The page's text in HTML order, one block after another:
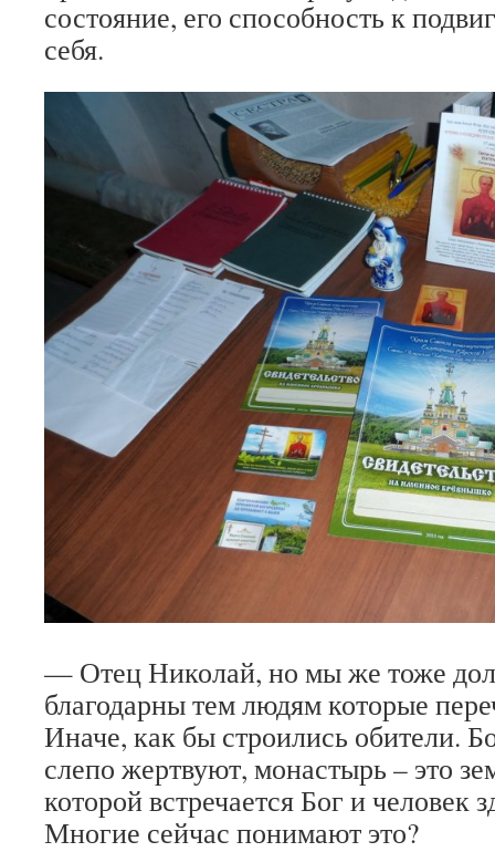
состояние, его способность к
себя.
— Отец Николай, но мы же тоже
благодарны тем людям которые
Иначе, как бы строились обители.
слепо жертвуют, монастырь – это
которой встречается Бог и человек
Многие сейчас понимают это?